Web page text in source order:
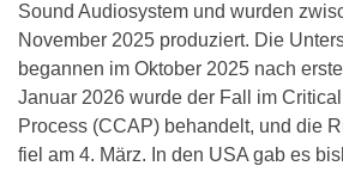
Sound Audiosystem und wurden
November 2025 produziert. Die
begannen im Oktober 2025 nach
Januar 2026 wurde der Fall im
Process (CCAP) behandelt, und die
fiel am 4. März. In den USA gab es